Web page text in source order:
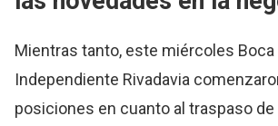
Mientras tanto, este miércoles Boca
Independiente Rivadavia
posiciones en cuanto al traspaso de